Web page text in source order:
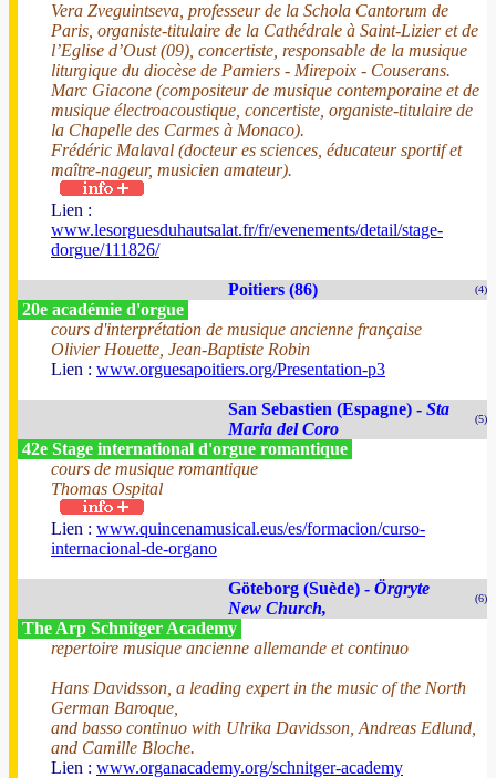
Vera Zveguintseva, professeur de la Schola Cantorum de
Paris, organiste-titulaire de la Cathédrale à Saint-Lizier et de
l’Eglise d’Oust (09), concertiste, responsable de la musique
liturgique du diocèse de Pamiers - Mirepoix - Couserans.
Marc Giacone (compositeur de musique contemporaine et de
musique électroacoustique, concertiste, organiste-titulaire de
la Chapelle des Carmes à Monaco).
Frédéric Malaval (docteur es sciences, éducateur sportif et
maître-nageur, musicien amateur).
Lien :
www.lesorguesduhautsalat.fr/fr/evenements/detail/stage-
dorgue/111826/
Poitiers (86) (4)
20e académie d'orgue
cours d'interprétation de musique ancienne française
Olivier Houette, Jean-Baptiste Robin
Lien : www.orguesapoitiers.org/Presentation-p3
San Sebastien (Espagne) - Sta
Maria del Coro
(5)
42e Stage international d'orgue romantique
cours de musique romantique
Thomas Ospital
Lien : www.quincenamusical.eus/es/formacion/curso-
internacional-de-organo
Göteborg (Suède) - Örgryte
New Church,
(6)
The Arp Schnitger Academy
repertoire musique ancienne allemande et continuo
Hans Davidsson, a leading expert in the music of the North
German Baroque,
and basso continuo with Ulrika Davidsson, Andreas Edlund,
and Camille Bloche.
Lien : www.organacademy.org/schnitger-academy